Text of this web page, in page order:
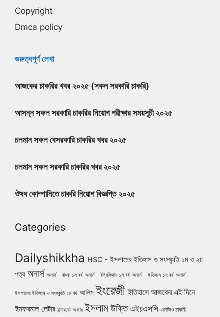
Copyright
Dmca policy
গুরুত্বপূর্ণ লেখা
আজকের চাকরির খবর ২০২৫ (সকল সরকারি চাকরি)
আসন্ন সকল সরকারি চাকরির নিয়োগ পরীক্ষার সময়সূচী ২০২৫
চলমান সকল বেসরকারি চাকরির খবর ২০২৫
চলমান সকল সরকারি চাকরির খবর ২০২৫
ঔষধ কোম্পানিতে চাকরি নিয়োগ বিজ্ঞপ্তি ২০২৫
Categories
Dailyshikkha HSC - ইসলামের ইতিহাস ও সংস্কৃতি ১ম ও ২য়
পত্র অনার্স অনার্স - বাংলা ১ম বর্ষ অনার্স - রাষ্ট্রবিজ্ঞান ১ম বর্ষ অনার্স – ইতিহাস ১ম বর্ষ অনার্স –
ইসলামের ইতিহাস ও সংস্কৃতি ১ম বর্ষ আলিম ইংরেজী ইতিহাসে আজকের এই দিনে
ইনফরমাল লেটার ইন্টারনেট অফার ইসলাম উক্তি এইচএসসি এনজিও চাকরি